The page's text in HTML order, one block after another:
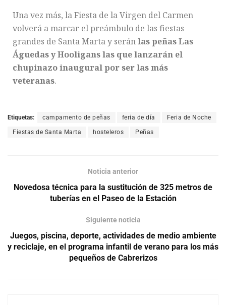
Una vez más, la Fiesta de la Virgen del Carmen
volverá a marcar el preámbulo de las fiestas
grandes de Santa Marta y seránlas peñas Las
Águedas y Hooligans las que lanzarán el
chupinazo inaugural por ser las más
veteranas.
Etiquetas: campamento de peñas feria de día Feria de Noche
Fiestas de Santa Marta hosteleros Peñas
Noticia anterior
Novedosa técnica para la sustitución de 325 metros de
tuberías en el Paseo de la Estación
Siguiente noticia
Juegos, piscina, deporte, actividades de medio ambiente
y reciclaje, en el programa infantil de verano para los más
pequeños de Cabrerizos